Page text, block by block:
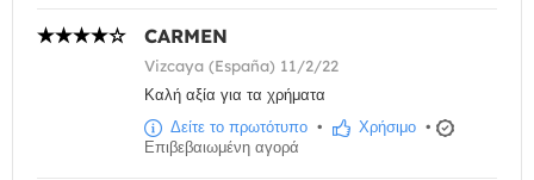
CARMEN
Vizcaya (España) 11/2/22
Καλή αξία για τα χρήματα
Δείτε το πρωτότυπο • Χρήσιμο •
Επιβεβαιωμένη αγορά